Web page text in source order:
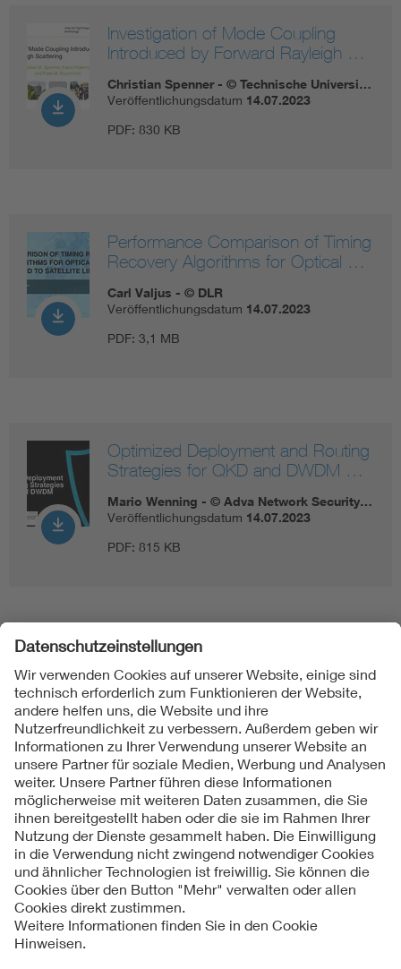
Investigation of Mode Coupling
Introduced by Forward Rayleigh …
Christian Spenner - © Technische Universi…
Veröffentlichungsdatum 14.07.2023
PDF: 830 KB
Performance Comparison of Timing
Recovery Algorithms for Optical …
Carl Valjus - © DLR
Veröffentlichungsdatum 14.07.2023
PDF: 3,1 MB
Optimized Deployment and Routing
Strategies for QKD and DWDM …
Mario Wenning - © Adva Network Security…
Veröffentlichungsdatum 14.07.2023
PDF: 815 KB
Folgen Sie uns
Kontakte
Service
Impressum
Datenschutzinformationen